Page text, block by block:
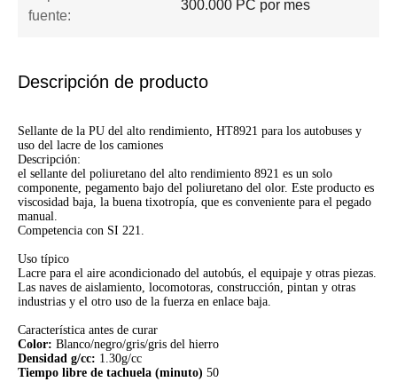
fuente:
300.000 PC por mes
Descripción de producto
Sellante de la PU del alto rendimiento, HT8921 para los autobuses y
uso del lacre de los camiones
Descripción:
el sellante del poliuretano del alto rendimiento 8921 es un solo
componente, pegamento bajo del poliuretano del olor. Este producto es
viscosidad baja, la buena tixotropía, que es conveniente para el pegado
manual.
Competencia con SI 221.
Uso típico
Lacre para el aire acondicionado del autobús, el equipaje y otras piezas.
Las naves de aislamiento, locomotoras, construcción, pintan y otras
industrias y el otro uso de la fuerza en enlace baja.
Característica antes de curar
Color: Blanco/negro/gris/gris del hierro
Densidad g/cc: 1.30g/cc
Tiempo libre de tachuela (minuto) 50